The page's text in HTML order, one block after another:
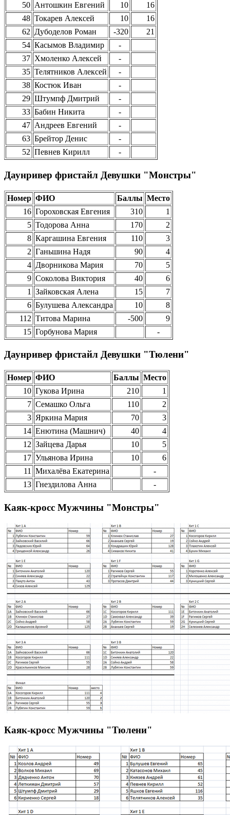
50 Антошкин Евгений 10
16
48 Токарев Алексей 10
16
62 Дубоделов Роман -320
21
54 Касымов Владимир
-
37 Хмоленко Алексей
-
35 Телятников Алексей
-
38 Костюк Иван
-
29 Штумпф Дмитрий
-
33 Бабин Никита
-
47 Андреев Евгений
-
63 Брейтор Денис
-
52 Певнев Кирилл -
Даунривер фристайл Девушки "Монстры"
Номер ФИО Баллы Место
16 Гороховская Евгения 310
1
5 Тодорова Анна 170
2
8 Каргашина Евгения 110
3
2 Ганьшина Надя 90
4
4 Дворникова Мария 70
5
9 Соколова Виктория 40
6
1
Зайковская Алена 15
7
6 Булушева Александра 10
8
112 Титова Марина -500
9
15 Горбунова Мария -
Даунривер фристайл Девушки "Тюлени"
Номер ФИО Баллы Место
10 Гукова Ирина 210
1
7 Семашко Ольга 110
2
3 Яркина Мария 70
3
14 Енютина (Машнич) 40
4
12 Зайцева Дарья 10
5
17 Ульянова Ирина 10
6
11
Михалёва Екатерина
-
13 Гнездилова Анна -
Каяк-кросс Мужчины "Монстры"
Каяк-кросс Мужчины "Тюлени"